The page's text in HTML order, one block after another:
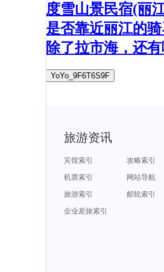
度雪山景民宿(丽
是否靠近丽江的
除了拉市海，还
YoYo_9F6T6S9F
旅游资讯
宾馆索引
攻略索引
机票索引
网站导航
旅游索引
邮轮索引
企业差旅索引